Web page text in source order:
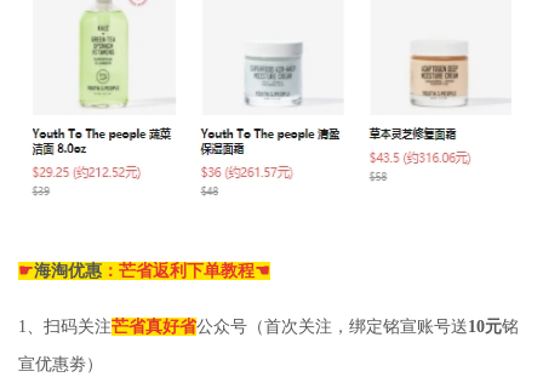
☛海淘优惠 ：芒省返利下单教程☚
1、扫码关注芒省真好省公众号（首次关注，绑定铭宣账号送10元铭
宣优惠劵）